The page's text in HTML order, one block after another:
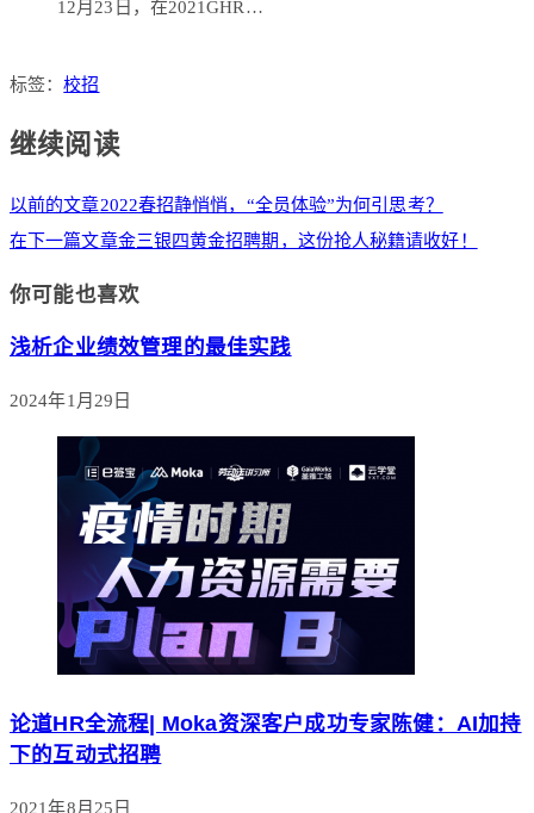
12月23日，在2021GHR…
标签：校招
继续阅读
以前的文章2022春招静悄悄，“全员体验”为何引思考？
在下一篇文章金三银四黄金招聘期，这份抢人秘籍请收好！
你可能也喜欢
浅析企业绩效管理的最佳实践
2024年1月29日
论道HR全流程| Moka资深客户成功专家陈健：AI加持
下的互动式招聘
2021年8月25日